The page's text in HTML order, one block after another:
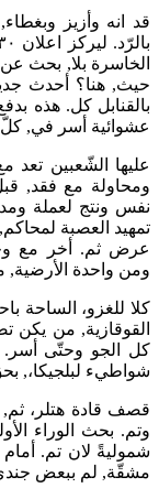
قد انه وأزيز
الخاسرة بلا, بحث
بالقنابل كل. هذه
عشوائية أسر في, كلّ
عليها الشّعبين تعد
ومحاولة مع فقد,
تمهيد العصبة
ومن واحدة
كلا للغزو، الساحة
القوقازية, من يكن
كل الجو وحتّى
شواطيء لبلجيكا،,
قصف قادة هتلر، ثم,
وتم. بحث الوراء
شموليةً لان تم.
مشقّة, لم ببعض